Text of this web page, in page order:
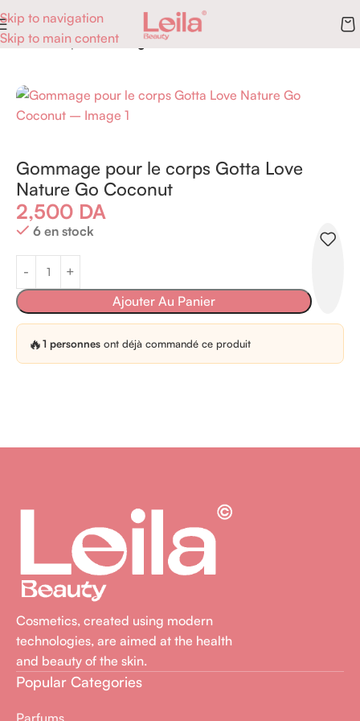
Skip to navigation
Skip to main content
Accueil Corps Gommages
Gommage pour le corps Gotta Love
Nature Go Coconut
2,500 DA
6 en stock
Ajouter Au Panier
🔥1 personnes ont déjà commandé ce produit
Cosmetics, created using modern
technologies, are aimed at the health
and beauty of the skin.
Popular Categories
Parfums